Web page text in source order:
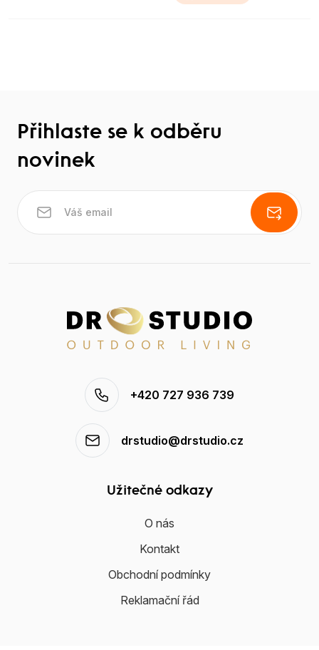
Přihlaste se k odběru
novinek
+420 727 936 739
drstudio@drstudio.cz
Užitečné odkazy
O nás
Kontakt
Obchodní podmínky
Reklamační řád